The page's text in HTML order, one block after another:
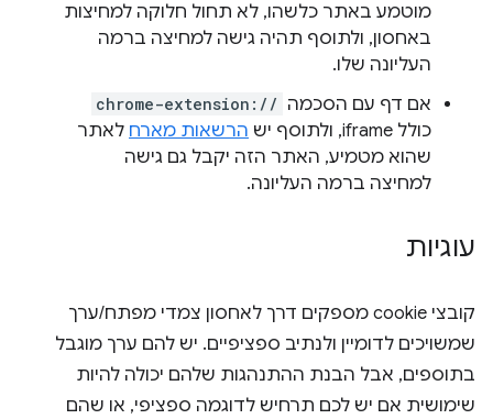
מוטמע באתר כלשהו, לא תחול חלוקה למחיצות
באחסון, ולתוסף תהיה גישה למחיצה ברמה
העליונה שלו.
אם דף עם הסכמה chrome-extension://
כולל iframe, ולתוסף יש הרשאות מארח לאתר
שהוא מטמיע, האתר הזה יקבל גם גישה
למחיצה ברמה העליונה.
עוגיות
קובצי cookie מספקים דרך לאחסון צמדי מפתח/ערך
שמשויכים לדומיין ולנתיב ספציפיים. יש להם ערך מוגבל
בתוספים, אבל הבנת ההתנהגות שלהם יכולה להיות
שימושית אם יש לכם תרחיש לדוגמה ספציפי, או שהם